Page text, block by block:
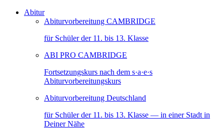
Abitur
Abiturvorbereitung CAMBRIDGE
für Schüler der 11. bis 13. Klasse
ABI PRO CAMBRIDGE
Fortsetzungskurs nach dem s·a·e·s
Abiturvorbereitungskurs
Abiturvorbereitung Deutschland
für Schüler der 11. bis 13. Klasse — in einer Stadt in
Deiner Nähe